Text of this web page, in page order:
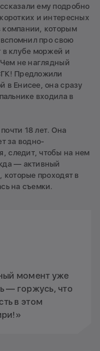
ему подробно
и интересных
компании, которым
про свою
в клубе моржей и
не наглядный
Предложили
в Енисее, она сразу
входила в
18 лет. Она
за водно-
следит, чтобы на нем
— активный
которые проходят в
на съемки.
момент уже
— горжусь, что
в этом